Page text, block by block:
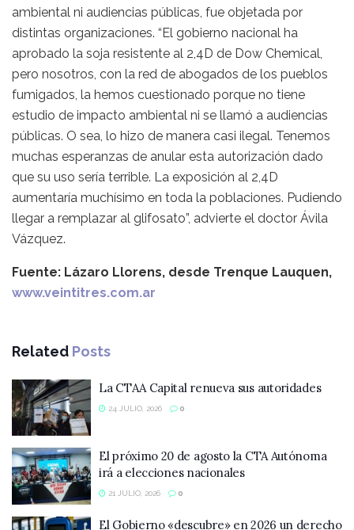
ambiental ni audiencias públicas, fue objetada por
distintas organizaciones. “El gobierno nacional ha
aprobado la soja resistente al 2,4D de Dow Chemical,
pero nosotros, con la red de abogados de los pueblos
fumigados, la hemos cuestionado porque no tiene
estudio de impacto ambiental ni se llamó a audiencias
públicas. O sea, lo hizo de manera casi ilegal. Tenemos
muchas esperanzas de anular esta autorización dado
que su uso sería terrible. La exposición al 2,4D
aumentaría muchísimo en toda la poblaciones. Pudiendo
llegar a remplazar al glifosato”, advierte el doctor Ávila
Vázquez.
Fuente: Lázaro Llorens, desde Trenque Lauquen,
www.veintitres.com.ar
Related Posts
La CTAA Capital renueva sus autoridades
24 JULIO, 2026 0
El próximo 20 de agosto la CTA Autónoma
irá a elecciones nacionales
21 JULIO, 2026 0
El Gobierno «descubre» en 2026 un derecho